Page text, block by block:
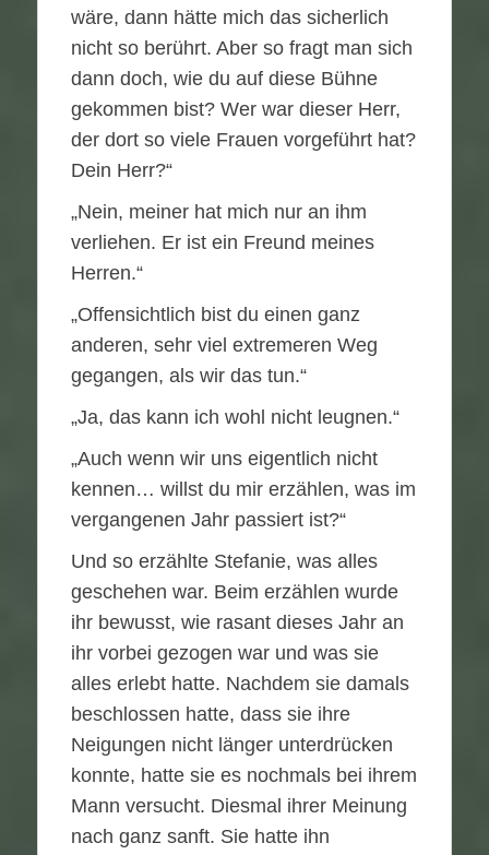
wäre, dann hätte mich das sicherlich
nicht so berührt. Aber so fragt man sich
dann doch, wie du auf diese Bühne
gekommen bist? Wer war dieser Herr,
der dort so viele Frauen vorgeführt hat?
Dein Herr?“
„Nein, meiner hat mich nur an ihm
verliehen. Er ist ein Freund meines
Herren.“
„Offensichtlich bist du einen ganz
anderen, sehr viel extremeren Weg
gegangen, als wir das tun.“
„Ja, das kann ich wohl nicht leugnen.“
„Auch wenn wir uns eigentlich nicht
kennen… willst du mir erzählen, was im
vergangenen Jahr passiert ist?“
Und so erzählte Stefanie, was alles
geschehen war. Beim erzählen wurde
ihr bewusst, wie rasant dieses Jahr an
ihr vorbei gezogen war und was sie
alles erlebt hatte. Nachdem sie damals
beschlossen hatte, dass sie ihre
Neigungen nicht länger unterdrücken
konnte, hatte sie es nochmals bei ihrem
Mann versucht. Diesmal ihrer Meinung
nach ganz sanft. Sie hatte ihn